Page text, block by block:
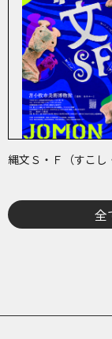
縄文Ｓ・Ｆ（すこし
全